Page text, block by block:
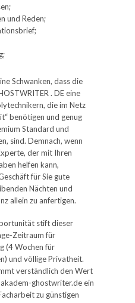
und Reden;
Schwanken, dass die
. DE eine
die im Netz
benötigen und genug
Standard und
sind. Demnach, wenn
der mit Ihren
helfen kann,
für Sie gute
Nächten und
allein zu anfertigen.
stift dieser
Zeitraum für
(4 Wochen für
und völlige Privatheit.
verständlich den Wert
ghostwriter.de ein
zu günstigen